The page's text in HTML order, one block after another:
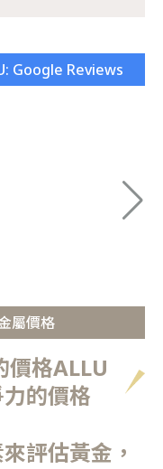
Google Reviews
屬價格
價格ALLU
的價格
評估黃金，